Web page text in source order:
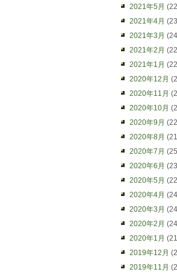
2021年5月
2021年4月
2021年3月
2021年2月
2021年1月
2020年12月
2020年11月
2020年10月
2020年9月
2020年8月
2020年7月
2020年6月
2020年5月
2020年4月
2020年3月
2020年2月
2020年1月
2019年12月
2019年11月